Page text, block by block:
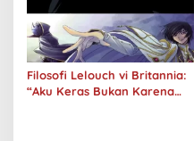
Filosofi Lelouch vi Britannia:
“Aku Keras Bukan Karena